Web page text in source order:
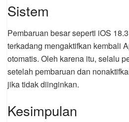
Sistem
Pembaruan besar seperti iOS
terkadang mengaktifkan kembali
otomatis. Oleh karena itu, selalu
setelah pembaruan dan
jika tidak diinginkan.
Kesimpulan